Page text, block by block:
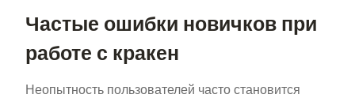
Частые ошибки новичков при
работе с кракен
Неопытность пользователей часто становится